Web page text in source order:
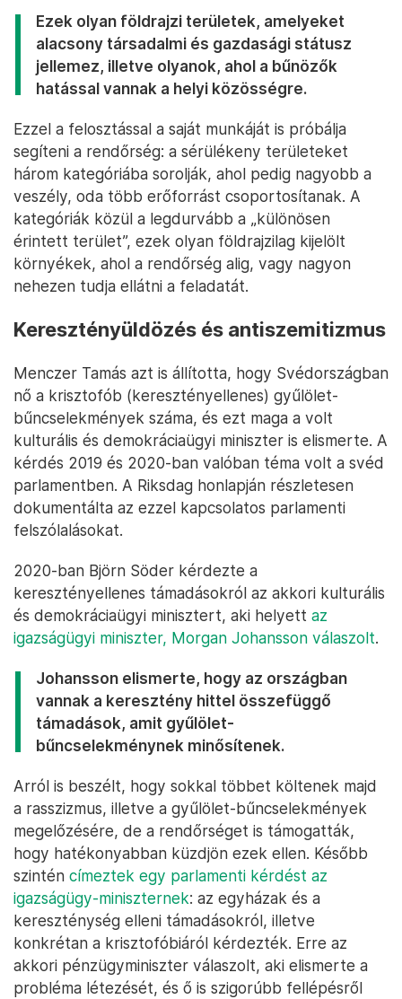
Ezek olyan földrajzi területek, amelyeket
alacsony társadalmi és gazdasági státusz
jellemez, illetve olyanok, ahol a bűnözők
hatással vannak a helyi közösségre.
Ezzel a felosztással a saját munkáját is próbálja
segíteni a rendőrség: a sérülékeny területeket
három kategóriába sorolják, ahol pedig nagyobb a
veszély, oda több erőforrást csoportosítanak. A
kategóriák közül a legdurvább a „különösen
érintett terület”, ezek olyan földrajzilag kijelölt
környékek, ahol a rendőrség alig, vagy nagyon
nehezen tudja ellátni a feladatát.
Keresztényüldözés és antiszemitizmus
Menczer Tamás azt is állította, hogy Svédországban
nő a krisztofób (keresztényellenes) gyűlölet-
bűncselekmények száma, és ezt maga a volt
kulturális és demokráciaügyi miniszter is elismerte. A
kérdés 2019 és 2020-ban valóban téma volt a svéd
parlamentben. A Riksdag honlapján részletesen
dokumentálta az ezzel kapcsolatos parlamenti
felszólalásokat.
2020-ban Björn Söder kérdezte a
keresztényellenes támadásokról az akkori kulturális
és demokráciaügyi minisztert, aki helyett az
igazságügyi miniszter, Morgan Johansson válaszolt.
Johansson elismerte, hogy az országban
vannak a keresztény hittel összefüggő
támadások, amit gyűlölet-
bűncselekménynek minősítenek.
Arról is beszélt, hogy sokkal többet költenek majd
a rasszizmus, illetve a gyűlölet-bűncselekmények
megelőzésére, de a rendőrséget is támogatták,
hogy hatékonyabban küzdjön ezek ellen. Később
szintén címeztek egy parlamenti kérdést az
igazságügy-miniszternek: az egyházak és a
kereszténység elleni támadásokról, illetve
konkrétan a krisztofóbiáról kérdezték. Erre az
akkori pénzügyminiszter válaszolt, aki elismerte a
probléma létezését, és ő is szigorúbb fellépésről